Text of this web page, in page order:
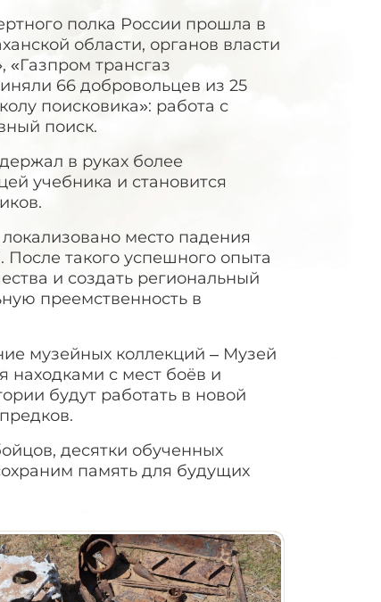
полка России прошла в
области, органов власти
трансгаз
66 добровольцев из 25
поисковика»: работа с
поиск.
в руках более
учебника и становится
место падения
такого успешного опыта
и создать региональный
преемственность в
музейных коллекций – Музей
находками с мест боёв и
будут работать в новой
десятки обученных
память для будущих